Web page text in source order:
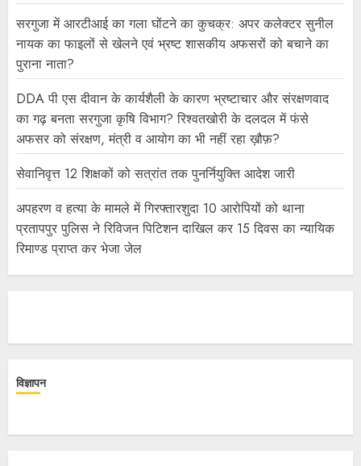
सरगुजा में आरटीआई का गला घोंटने का कुचक्र: अपर कलेक्टर सुनील
नायक का फाइलों से खेलने एवं भ्रष्ट शासकीय अफसरों को बचाने का
पुराना नाता?
DDA पी एस दीवान के कार्यशैली के कारण भ्रष्टाचार और संरक्षणवाद
का गढ़ बनता सरगुजा कृषि विभाग? रिश्वतखोरी के दलदल में फंसे
अफसर को संरक्षण, मंत्री व आयोग का भी नहीं रहा ख़ौफ़?
सेवानिवृत्त 12 शिक्षकों को सत्रांत तक पुनर्नियुक्ति आदेश जारी
अपहरण व हत्या के मामले में गिरफ्तारशुदा 10 आरोपियों को थाना
प्रतापपुर पुलिस ने रिविजन पिटिशन दाखिल कर 15 दिवस का न्यायिक
रिमाण्ड प्राप्त कर भेजा जेल
विज्ञापन